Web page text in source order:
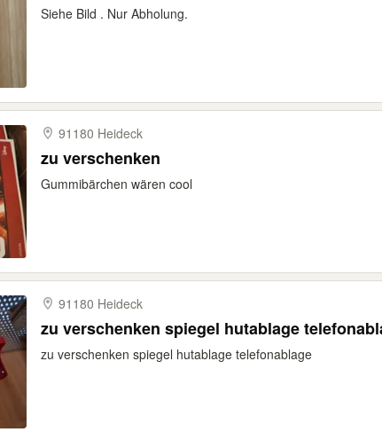
Siehe Bild . Nur Abholung.
91180 Heideck
zu verschenken
Gummibärchen wären cool
91180 Heideck
zu verschenken spiegel hutablage
zu verschenken spiegel hutablage telefonablage